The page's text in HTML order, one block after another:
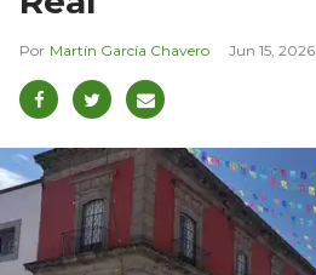
Martín García Chavero Jun 15, 2026